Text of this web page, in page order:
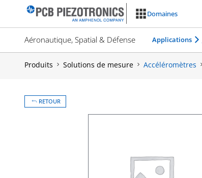
Domaines
Aéronautique, Spatial & Défense Applications
Produits Solutions de mesure Accéléromètres
RETOUR